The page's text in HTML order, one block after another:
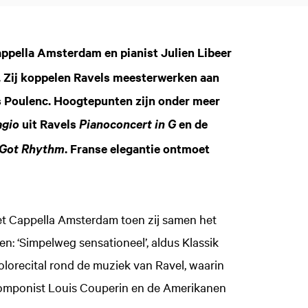
Amsterdam en pianist Julien Libeer
koppelen Ravels meesterwerken aan
Hoogtepunten zijn onder meer
uit Ravels Pianoconcert in Gen de
Rhythm. Franse elegantie ontmoet
Cappella Amsterdam toen zij samen het
‘Simpelweg sensationeel’, aldus Klassik
rond de muziek van Ravel, waarin
Louis Couperin en de Amerikanen